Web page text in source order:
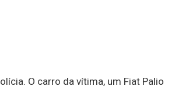
O carro da vítima, um Fiat Palio